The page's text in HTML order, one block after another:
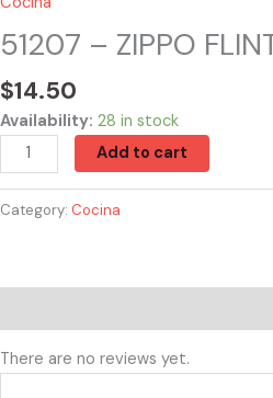
51207 – ZIPPO
$14.50
Availability: 28 in stock
Add to cart
Category: Cocina
There are no reviews yet.